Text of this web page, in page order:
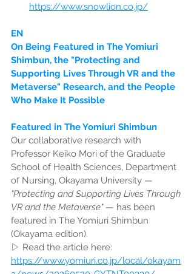
https://www.snowlion.co.jp/
EN
On Being Featured in The Yomiuri
Shimbun, the "Protecting and
Supporting Lives Through VR and the
Metaverse" Research, and the People
Who Make It Possible
Featured in The Yomiuri Shimbun
Our collaborative research with
Professor Keiko Mori of the Graduate
School of Health Sciences, Department
of Nursing, Okayama University —
"Protecting and Supporting Lives Through
VR and the Metaverse" — has been
featured in The Yomiuri Shimbun
(Okayama edition).
▷ Read the article here:
https://www.yomiuri.co.jp/local/okayam